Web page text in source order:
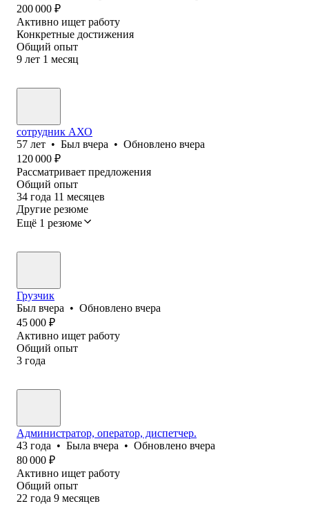
200 000 ₽
Активно ищет работу
Конкретные достижения
Общий опыт
9 лет 1 месяц
сотрудник АХО
57 лет • Был вчера • Обновлено вчера
120 000 ₽
Рассматривает предложения
Общий опыт
34 года 11 месяцев
Другие резюме
Ещё 1 резюме
Грузчик
Был вчера • Обновлено вчера
45 000 ₽
Активно ищет работу
Общий опыт
3 года
Администратор, оператор, диспетчер.
43 года • Была вчера • Обновлено вчера
80 000 ₽
Активно ищет работу
Общий опыт
22 года 9 месяцев